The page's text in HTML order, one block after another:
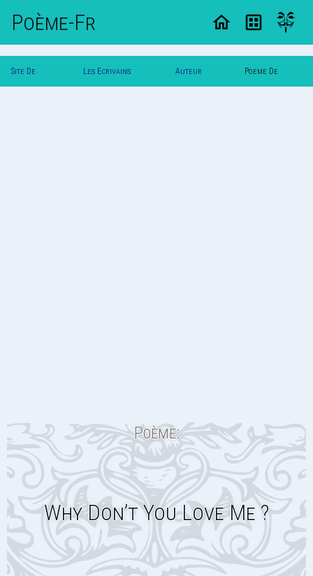
Poème-Fr
Site De Les Ecrivains Auteur Poeme De
Poème:
Why Don’t You Love Me ?